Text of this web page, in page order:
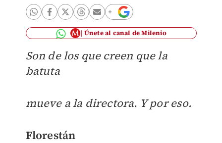
Únete al canal de Milenio
Son de los que creen que la
batuta
mueve a la directora. Y por eso.
Florestán